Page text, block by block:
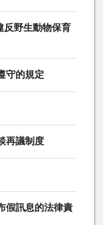
野生動物保育
守的規定
再議制度
假訊息的法律責